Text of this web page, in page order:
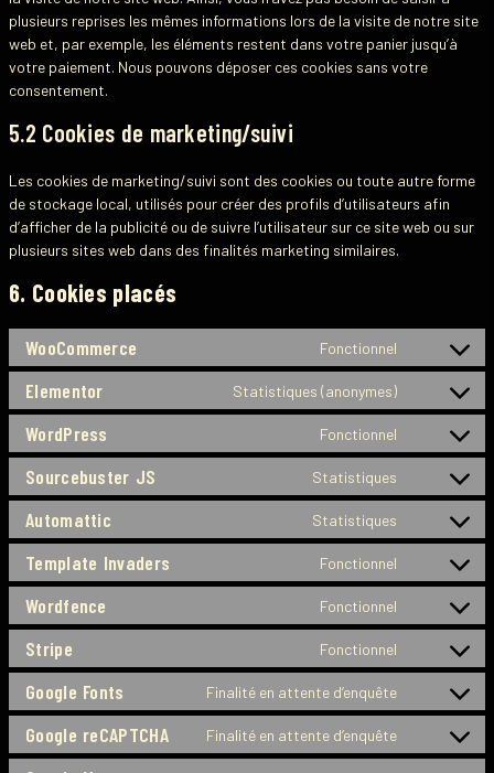
plusieurs reprises les mêmes informations lors de la visite de notre site
web et, par exemple, les éléments restent dans votre panier jusqu’à
votre paiement. Nous pouvons déposer ces cookies sans votre
consentement.
5.2 Cookies de marketing/suivi
Les cookies de marketing/suivi sont des cookies ou toute autre forme
de stockage local, utilisés pour créer des profils d’utilisateurs afin
d’afficher de la publicité ou de suivre l’utilisateur sur ce site web ou sur
plusieurs sites web dans des finalités marketing similaires.
6. Cookies placés
WooCommerce Fonctionnel
Elementor Statistiques (anonymes)
WordPress Fonctionnel
Sourcebuster JS Statistiques
Automattic Statistiques
Template Invaders Fonctionnel
Wordfence Fonctionnel
Stripe Fonctionnel
Google Fonts Finalité en attente d’enquête
Google reCAPTCHA Finalité en attente d’enquête